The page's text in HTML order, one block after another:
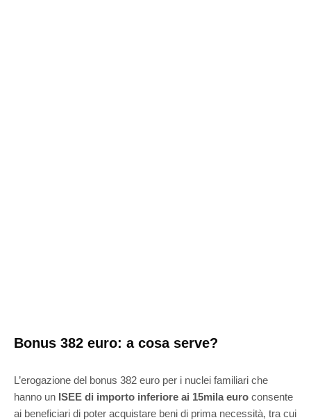
Bonus 382 euro: a cosa serve?
L’erogazione del bonus 382 euro per i nuclei familiari che
hanno un ISEE di importo inferiore ai 15mila euro consente
ai beneficiari di poter acquistare beni di prima necessità, tra cui